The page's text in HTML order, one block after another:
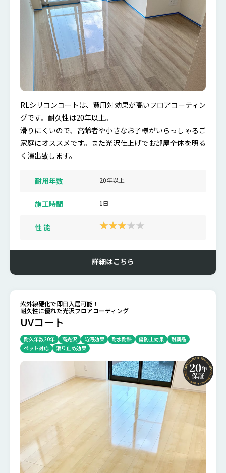
RLシリコンコートは、費用対効果が高いフロアコーティン
グです。耐久性は20年以上。
滑りにくいので、高齢者や小さなお子様がいらっしゃるご
家庭にオススメです。また光沢仕上げでお部屋全体を明る
く演出致します。
耐用年数 20年以上
施工時間 1日
性 能
詳細はこちら
紫外線硬化で即日入居可能！
耐久性に優れた光沢フロアコーティング
UVコート
耐久年数20年 高光沢 防汚効果 耐水耐熱 傷防止効果
耐薬品
ペット対応
滑り止め効果